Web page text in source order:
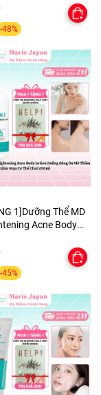
-48%
1]Dưỡng Thể MD
Acne Body
Mụn Cơ Thể Chai
1 MẶT NẠ
JARY
-45%